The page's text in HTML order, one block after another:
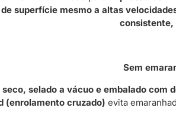
superfície mesmo a altas
consistente,
Sem
seco, selado a vácuo e embalado com
(enrolamento cruzado) evita